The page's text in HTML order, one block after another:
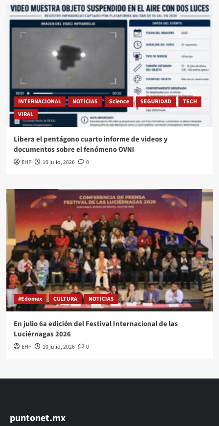
INTERNACIONAL NOTICIAS Science SEGURIDAD
TECH
VIRAL
Libera el pentágono cuarto informe de videos y
documentos sobre el fenómeno OVNI
EHF 10 julio, 2026 0
#Edomex CULTURA NOTICIAS
En julio 6a edición del Festival Internacional de las
Luciérnagas 2026
EHF 10 julio, 2026 0
puntonet.mx